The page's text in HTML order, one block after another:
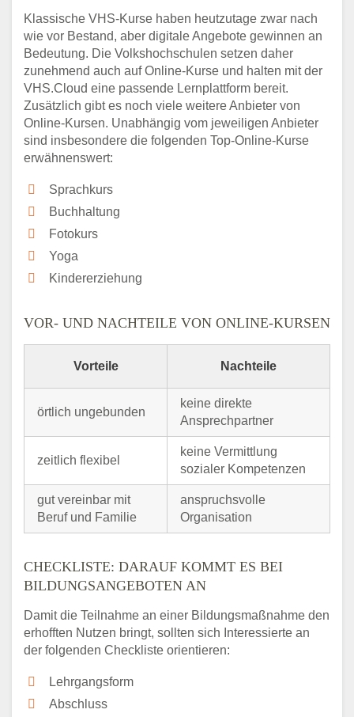
Klassische VHS-Kurse haben heutzutage zwar nach
wie vor Bestand, aber digitale Angebote gewinnen an
Bedeutung. Die Volkshochschulen setzen daher
zunehmend auch auf Online-Kurse und halten mit der
VHS.Cloud eine passende Lernplattform bereit.
Zusätzlich gibt es noch viele weitere Anbieter von
Online-Kursen. Unabhängig vom jeweiligen Anbieter
sind insbesondere die folgenden Top-Online-Kurse
erwähnenswert:
Sprachkurs
Buchhaltung
Fotokurs
Yoga
Kindererziehung
VOR- UND NACHTEILE VON ONLINE-KURSEN
Vorteile Nachteile
örtlich ungebunden
keine direkte
Ansprechpartner
zeitlich flexibel
keine Vermittlung
sozialer Kompetenzen
gut vereinbar mit
Beruf und Familie
anspruchsvolle
Organisation
CHECKLISTE: DARAUF KOMMT ES BEI
BILDUNGSANGEBOTEN AN
Damit die Teilnahme an einer Bildungsmaßnahme den
erhofften Nutzen bringt, sollten sich Interessierte an
der folgenden Checkliste orientieren:
Lehrgangsform
Abschluss